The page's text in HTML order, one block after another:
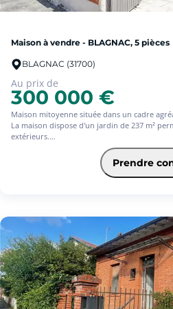
Maison à vendre - BLAGNAC, 5 pièces
BLAGNAC (31700)
Au prix de
300 000 €
Maison mitoyenne située dans un cadre
La maison dispose d'un jardin de 237 m²
extérieurs.
Au rez-de-chaussée, vous trouverez une
un WC ainsi qu'une salle d'eau et une véranda
À l'étage, l'espace nuit comprend 3
(5.76 % d'honoraires TTC à la charge de
Prendre